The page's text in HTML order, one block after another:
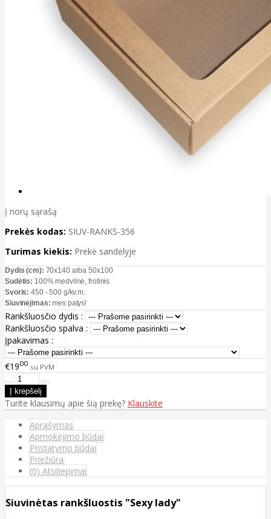
Į norų sąrašą
Prekės kodas: SIUV-RANKS-356
Turimas kiekis: Prekė sandėlyje
Dydis (cm): 70x140 arba 50x100
Sudėtis: 100% medvilnė, frotinis
Svoris: 450 - 500 g/kv.m.
Siuvinėjimas: mes patys!
Rankšluosčio dydis :
Rankšluosčio spalva :
Įpakavimas :
€1900 su PVM
Turite klausimų apie šią prekę? Klauskite
Aprašymas
Apmokėjimo būdai
Pristatymo būdai
Priežiūra
(0) Atsiliepimai
Siuvinėtas rankšluostis "Sexy lady"